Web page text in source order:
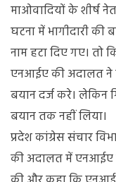
माओवादियों के शीर्ष
घटना में भागीदारी
नाम हटा दिए गए।
एनआईए की अदालत ने
बयान दर्ज करे।
बयान तक नहीं लिया।
प्रदेश कांग्रेस संचार
की अदालत में एनआईए